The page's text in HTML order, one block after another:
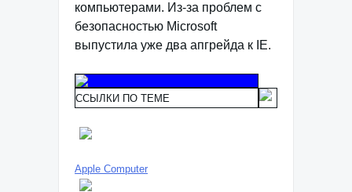
компьютерами. Из-за проблем с
безопасностью Microsoft
выпустила уже два апгрейда к IE.
ССЫЛКИ ПО ТЕМЕ
Apple Computer